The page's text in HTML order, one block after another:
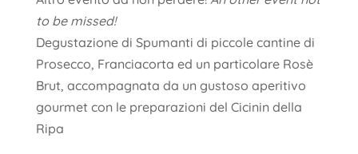
to be missed!
Degustazione di Spumanti di piccole cantine di
Prosecco, Franciacorta ed un particolare Rosè
Brut, accompagnata da un gustoso aperitivo
gourmet con le preparazioni del Cicinin della
Ripa